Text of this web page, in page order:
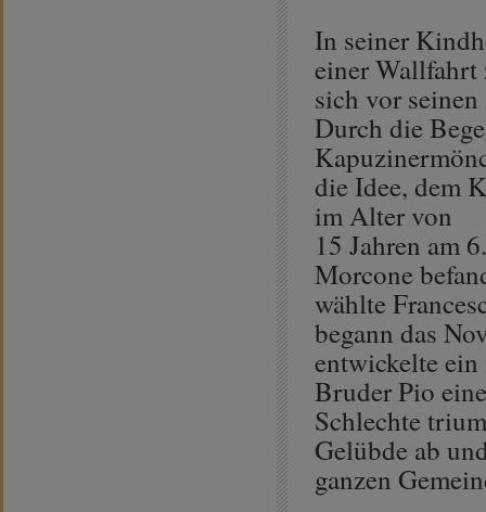
In seiner
einer
sich vor
Durch die
die Idee, dem
im Alter von
15 Jahren am
Morcone
wählte
begann das
entwickelte ein
Bruder Pio
Schlechte
Gelübde ab
ganzen